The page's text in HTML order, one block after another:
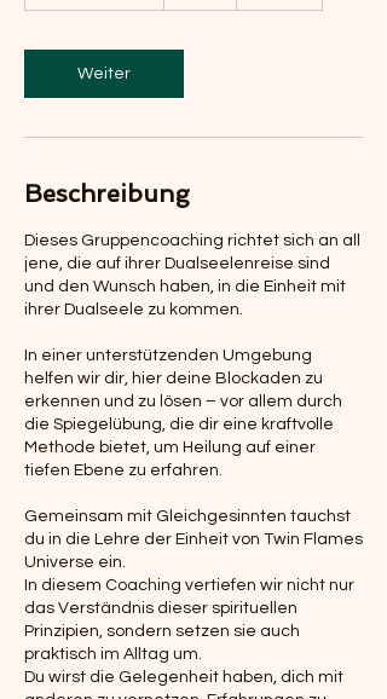
d
i
.
Weiter
Beschreibung
Dieses Gruppencoaching richtet sich an all
jene, die auf ihrer Dualseelenreise sind
und den Wunsch haben, in die Einheit mit
ihrer Dualseele zu kommen.
In einer unterstützenden Umgebung
helfen wir dir, hier deine Blockaden zu
erkennen und zu lösen – vor allem durch
die Spiegelübung, die dir eine kraftvolle
Methode bietet, um Heilung auf einer
tiefen Ebene zu erfahren.
Gemeinsam mit Gleichgesinnten tauchst
du in die Lehre der Einheit von Twin Flames
Universe ein.
In diesem Coaching vertiefen wir nicht nur
das Verständnis dieser spirituellen
Prinzipien, sondern setzen sie auch
praktisch im Alltag um.
Du wirst die Gelegenheit haben, dich mit